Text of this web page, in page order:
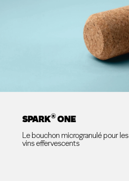
SPARK®ONE
Le bouchon microgranulé pour les
vins effervescents